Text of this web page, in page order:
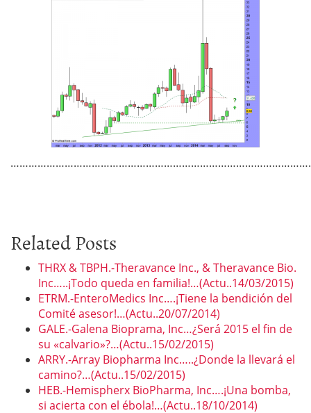
Related Posts
THRX & TBPH.-Theravance Inc., & Theravance Bio.
Inc…..¡Todo queda en familia!…(Actu..14/03/2015)
ETRM.-EnteroMedics Inc….¡Tiene la bendición del
Comité asesor!…(Actu..20/07/2014)
GALE.-Galena Bioprama, Inc…¿Será 2015 el fin de
su «calvario»?…(Actu..15/02/2015)
ARRY.-Array Biopharma Inc…..¿Donde la llevará el
camino?…(Actu..15/02/2015)
HEB.-Hemispherx BioPharma, Inc….¡Una bomba,
si acierta con el ébola!…(Actu..18/10/2014)